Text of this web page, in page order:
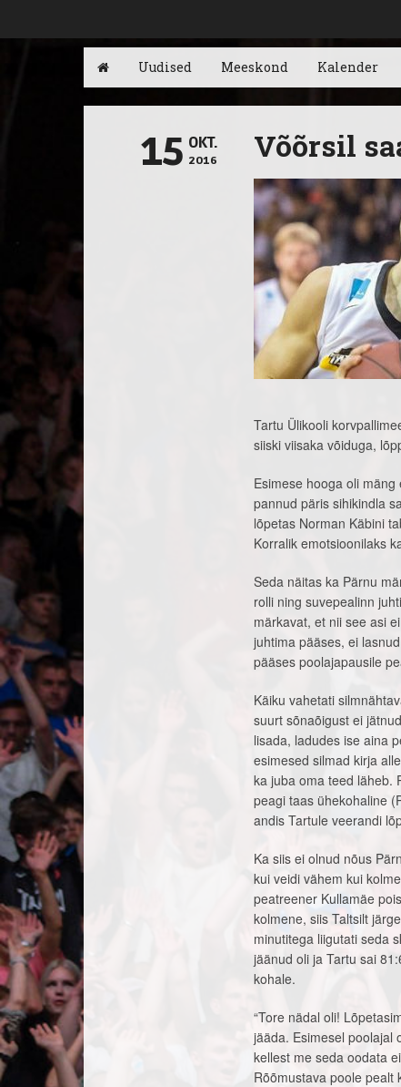
Uudised Meeskond Kalender
15 OKT.
2016 Võõrsil
Tartu Ülikooli
siiski viisaka võiduga,
Esimese hooga oli
pannud päris sihikindla
lõpetas Norman Käbini
Korralik emotsioonilaks
Seda näitas ka Pärnu
rolli ning suvepealinn
märkavat, et nii see asi
juhtima pääses, ei
pääses poolajapausile
Käiku vahetati
suurt sõnaõigust ei
lisada, ladudes ise aina
esimesed silmad kirja
ka juba oma teed läheb.
peagi taas ühekohaline
andis Tartule veerandi
Ka siis ei olnud nõus
kui veidi vähem kui
peatreener Kullamäe
kolmene, siis Taltsilt
minutitega liigutati seda
jäänud oli ja Tartu sai
kohale.
“Tore nädal oli!
jääda. Esimesel poolajal
kellest me seda oodata
Rõõmustava poole pealt